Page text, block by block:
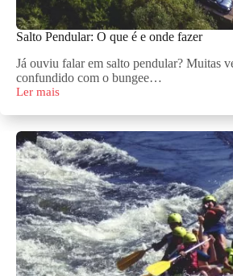
Salto Pendular: O que é e onde fazer
Já ouviu falar em salto pendular? Muitas
confundido com o bungee…
Ler mais
Salto
que
é
e
onde
fazer